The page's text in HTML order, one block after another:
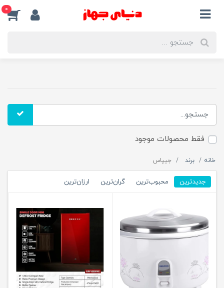
0
فقط محصولات موجود
خانه برند جیپاس
جدیدترین محبوب‌ترین گران‌ترین ارزان‌ترین